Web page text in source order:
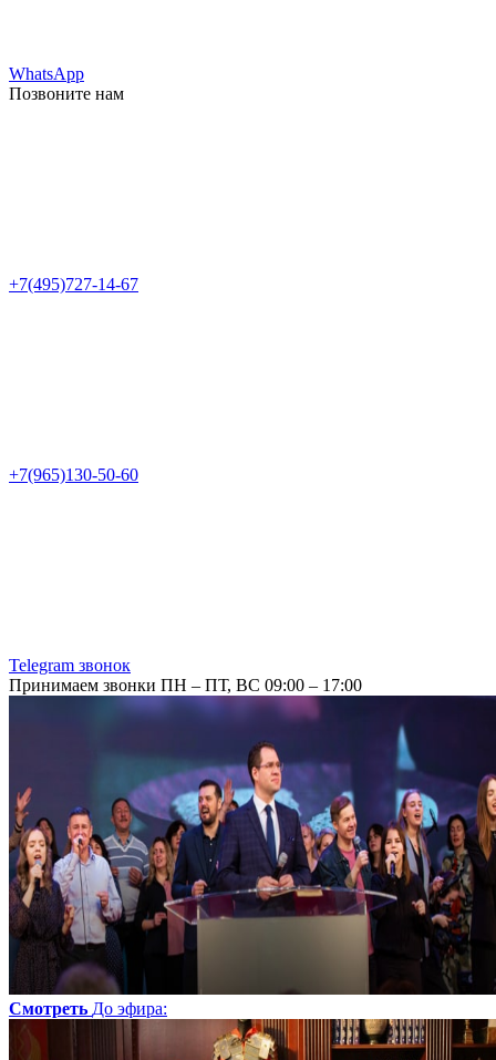
WhatsApp
Позвоните нам
+7(495)727-14-67
+7(965)130-50-60
Telegram звонок
Принимаем звонки ПН – ПТ, ВС 09:00 – 17:00
Смотреть До эфира: